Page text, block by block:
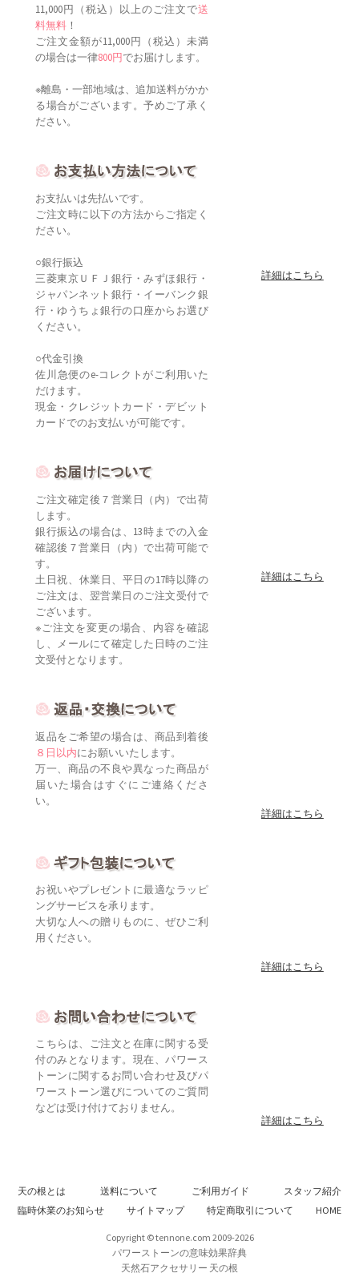
11,000円（税込）以上のご注文で送
料無料 ！
ご注文金額が11,000円（税込）未満
の場合は一律800円でお届けします。
※離島・一部地域は、追加送料がかか
る場合がございます。予めご了承く
ださい。
お支払いは先払いです。
ご注文時に以下の方法からご指定く
ださい。
○銀行振込
三菱東京ＵＦＪ銀行・みずほ銀行・
ジャパンネット銀行・イーバンク銀
行・ゆうちょ銀行の口座からお選び
ください。
○代金引換
佐川急便のe-コレクトがご利用いた
だけます。
現金・クレジットカード・デビット
カードでのお支払いが可能です。
詳細はこちら
ご注文確定後７営業日（内）で出荷
します。
銀行振込の場合は、13時までの入金
確認後７営業日（内）で出荷可能で
す。
土日祝、休業日、平日の17時以降の
ご注文は、翌営業日のご注文受付で
ございます。
※ご注文を変更の場合、内容を確認
し、メールにて確定した日時のご注
文受付となります。
詳細はこちら
返品をご希望の場合は、商品到着後
８日以内にお願いいたします。
万一、商品の不良や異なった商品が
届いた場合はすぐにご連絡くださ
い。
詳細はこちら
お祝いやプレゼントに最適なラッピ
ングサービスを承ります。
大切な人への贈りものに、ぜひご利
用ください。
詳細はこちら
こちらは、ご注文と在庫に関する受
付のみとなります。現在、パワース
トーンに関するお問い合わせ及びパ
ワーストーン選びについてのご質問
などは受け付けておりません。
詳細はこちら
天の根とは 送料について ご利用ガイド
スタッフ紹介
臨時休業のお知らせ
サイトマップ 特定商取引について HOME
Copyright © tennone.com 2009-2026
パワーストーンの意味効果辞典
天然石アクセサリー 天の根